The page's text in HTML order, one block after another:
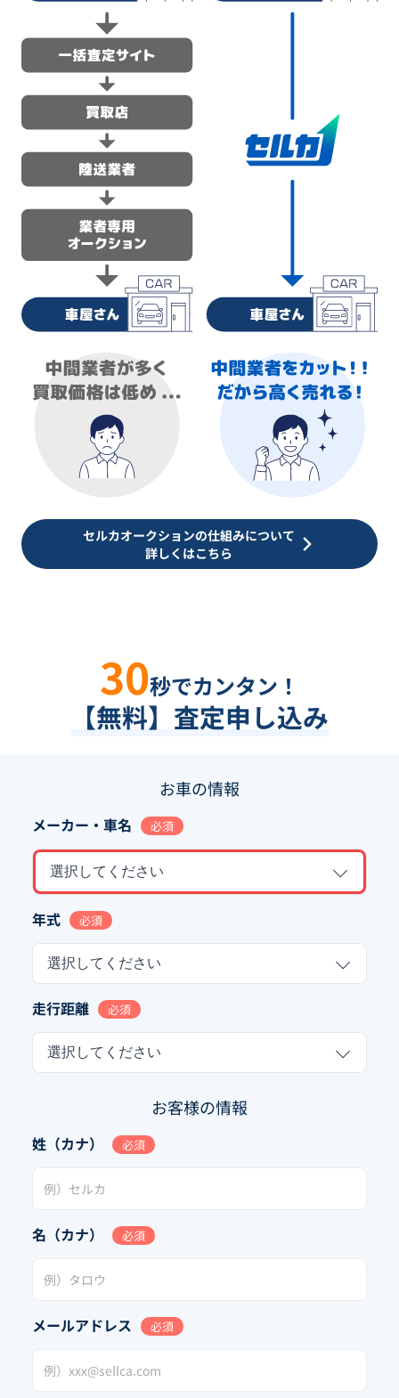
セルカオークションの仕組みについて
詳しくはこちら
30秒でカンタン！
【無料】査定申し込み
お車の情報
メーカー・車名 必須
選択してください
年式 必須
選択してください
走行距離 必須
選択してください
お客様の情報
姓（カナ） 必須
名（カナ） 必須
メールアドレス 必須